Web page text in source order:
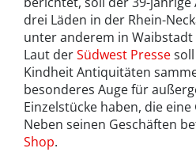
drei Läden in der Rhein-
unter anderem in Waibstadt
Laut derSüdwest Presse
Kindheit Antiquitäten
besonderes Auge für
Einzelstücke haben, die
Neben seinen Geschäften
Shop.